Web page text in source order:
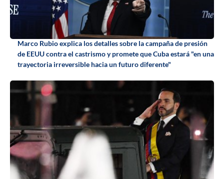
Marco Rubio explica los detalles sobre la campaña de presión
de EEUU contra el castrismo y promete que Cuba estará "en una
trayectoria irreversible hacia un futuro diferente"